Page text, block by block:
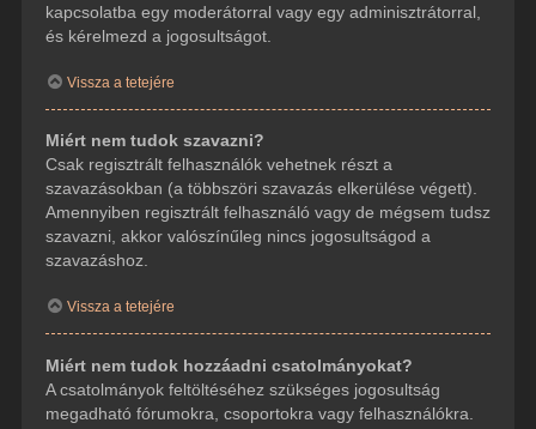
kapcsolatba egy moderátorral vagy egy adminisztrátorral,
és kérelmezd a jogosultságot.
Vissza a tetejére
Miért nem tudok szavazni?
Csak regisztrált felhasználók vehetnek részt a
szavazásokban (a többszöri szavazás elkerülése végett).
Amennyiben regisztrált felhasználó vagy de mégsem tudsz
szavazni, akkor valószínűleg nincs jogosultságod a
szavazáshoz.
Vissza a tetejére
Miért nem tudok hozzáadni csatolmányokat?
A csatolmányok feltöltéséhez szükséges jogosultság
megadható fórumokra, csoportokra vagy felhasználókra.